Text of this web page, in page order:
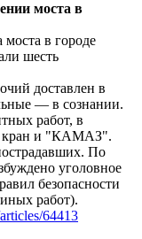
моста в
моста в городе
шесть
доставлен в
— в сознании.
работ, в
кран и "КАМАЗ".
По
уголовное
безопасности
работ).
64413